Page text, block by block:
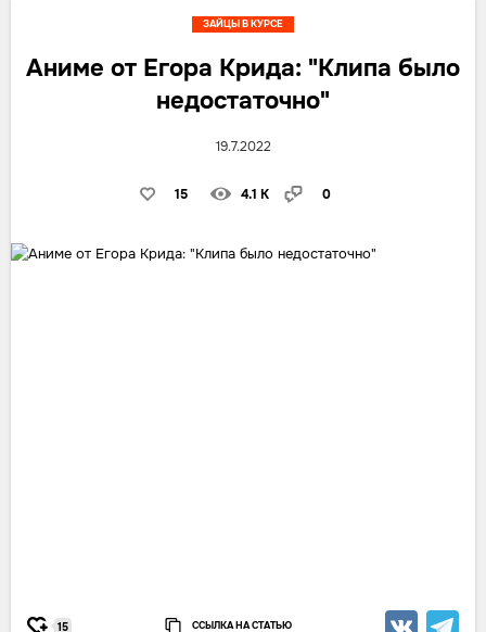
Аниме от Егора Крида: "Клипа было
недостаточно"
19.7.2022
15 4.1 K 0
ЗАЙЦЫ В КУРСЕ
15 ССЫЛКА НА СТАТЬЮ